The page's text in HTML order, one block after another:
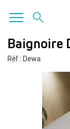
Aller
contenu
Baignoire
Réf : Dewa